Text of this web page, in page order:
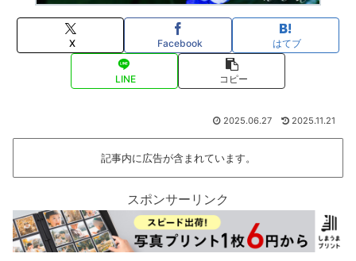
X Facebook はてブ
LINE コピー
2025.06.27 2025.11.21
記事内に広告が含まれています。
スポンサーリンク